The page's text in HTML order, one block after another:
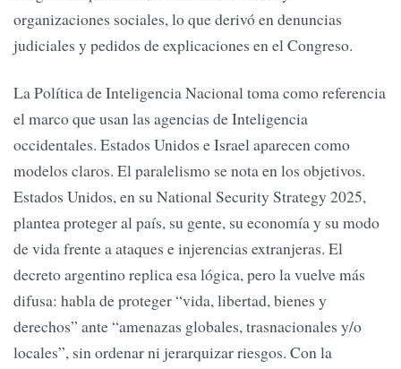
organizaciones sociales, lo que derivó en denuncias
judiciales y pedidos de explicaciones en el Congreso.
La Política de Inteligencia Nacional toma como referencia
el marco que usan las agencias de Inteligencia
occidentales. Estados Unidos e Israel aparecen como
modelos claros. El paralelismo se nota en los objetivos.
Estados Unidos, en su National Security Strategy 2025,
plantea proteger al país, su gente, su economía y su modo
de vida frente a ataques e injerencias extranjeras. El
decreto argentino replica esa lógica, pero la vuelve más
difusa: habla de proteger “vida, libertad, bienes y
derechos” ante “amenazas globales, trasnacionales y/o
locales”, sin ordenar ni jerarquizar riesgos. Con la